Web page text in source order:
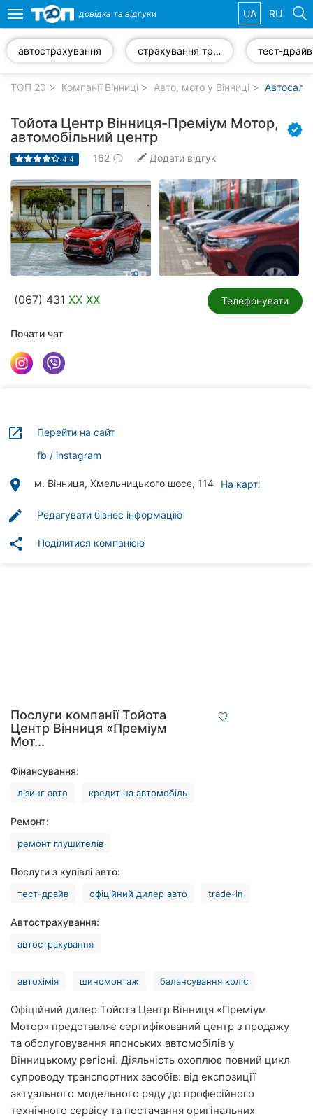
компанії
Популярні
рубрики:
Стоматології
Ветеринарні
клініки
Приватні
Всі
міста:
Вінниця
Житомир
Київ
Запоріжжя
Дніпро
Львів
Ріг
Миколаїв
Полтава
Чернігів
Черкаси
Чернівці
Суми
Toggle
navigation
довідка та відгуки UA RU
автострахування страхування транспорту тест-драйв
ТОП 20 Компанії Вінниці Авто, мото у Вінниці
Тойота Центр Вінниця-Преміум Мотор,
автомобільний центр
4.4 162 Додати відгук
(067) 431 XX XX Телефонувати
Почати чат
launch
Перейти на сайт
fb
instagram
place м. Вінниця, Хмельницького шосе, 114 На карті
edit Редагувати бізнес інформацію
share Поділитися компанією
Послуги компанії Тойота
Центр Вінниця «Преміум
Мот...
Фінансування:
лізинг авто кредит на автомобіль
Ремонт:
ремонт глушителів
Послуги з купівлі авто:
тест-драйв офіційний дилер авто trade-in
Автострахування:
автострахування
автохімія шиномонтаж балансування коліс
Офіційний дилер Тойота Центр Вінниця «Преміум
Мотор» представляє сертифікований центр з продажу
та обслуговування японських автомобілів у
Вінницькому регіоні. Діяльність охоплює повний цикл
супроводу транспортних засобів: від експозиції
актуального модельного ряду до професійного
технічного сервісу та постачання оригінальних